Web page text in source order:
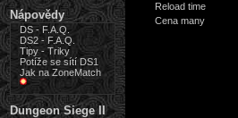
Nápovědy
DS - F.A.Q.
DS2 - F.A.Q.
Tipy - Triky
Potíže se sítí DS1
Jak na ZoneMatch
Dungeon Siege II
Reload time
Cena many